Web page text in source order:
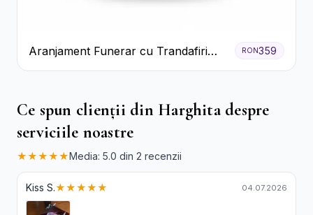
Aranjament Funerar cu Trandafiri
Albi Crizanteme Galbene și Crini
RON359
Ce spun clienții din Harghita despre
serviciile noastre
★★★★★Media: 5.0 din 2 recenzii
Kiss S.★★★★★ 04.07.2026